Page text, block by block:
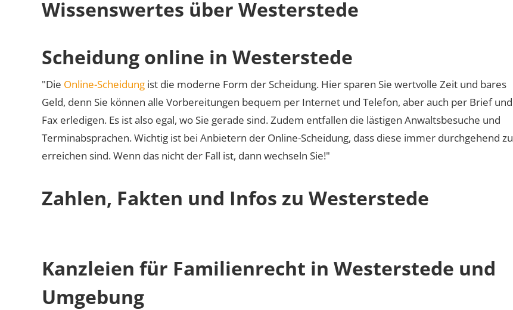
Wissenswertes über Westerstede
Scheidung online in Westerstede
"Die Online-Scheidung ist die moderne Form der Scheidung. Hier sparen Sie wertvolle Zeit und bares
Geld, denn Sie können alle Vorbereitungen bequem per Internet und Telefon, aber auch per Brief und
Fax erledigen. Es ist also egal, wo Sie gerade sind. Zudem entfallen die lästigen Anwaltsbesuche und
Terminabsprachen. Wichtig ist bei Anbietern der Online-Scheidung, dass diese immer durchgehend zu
erreichen sind. Wenn das nicht der Fall ist, dann wechseln Sie!"
Zahlen, Fakten und Infos zu Westerstede
Kanzleien für Familienrecht in Westerstede und
Umgebung